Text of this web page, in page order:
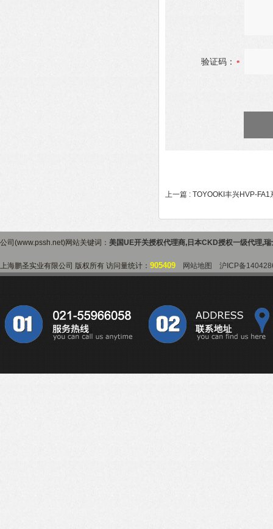
验证码：
上一篇 : TOYOOKI丰兴HVP-FA1
公司(www.pssh.net)网站关键词： 美国UE开关授权代理商, 日本CKD授权一级代理,瑞
上海鹏圣实业有限公司 版权所有 访问量统计： 905409 网站地图 沪ICP备